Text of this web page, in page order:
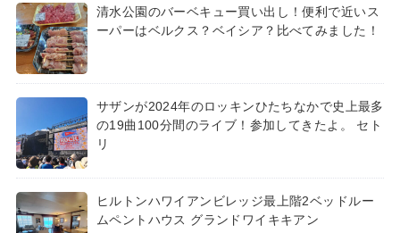
清水公園のバーベキュー買い出し！便利で近いス
ーパーはベルクス？ベイシア？比べてみました！
サザンが2024年のロッキンひたちなかで史上最多
の19曲100分間のライブ！参加してきたよ。 セト
リ
ヒルトンハワイアンビレッジ最上階2ベッドルー
ムペントハウス グランドワイキキアン